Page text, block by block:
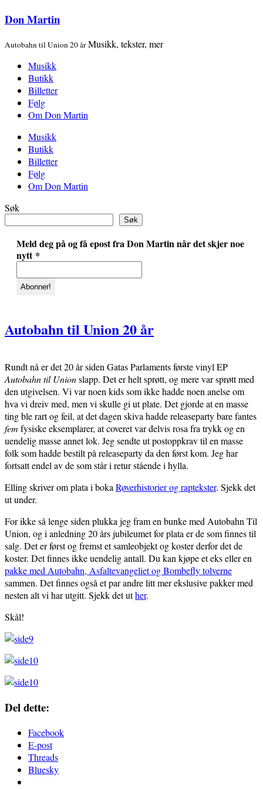
Don Martin
Autobahn til Union 20 år Musikk, tekster, mer
Musikk
Butikk
Billetter
Følg
Om Don Martin
Musikk
Butikk
Billetter
Følg
Om Don Martin
Søk
Søk
Meld deg på og få epost fra Don Martin når det skjer noe
nytt *
Autobahn til Union 20 år
Rundt nå er det 20 år siden Gatas Parlaments første vinyl EP
Autobahn til Unionslapp. Det er helt sprøtt, og mere var sprøtt med
den utgivelsen. Vi var noen kids som ikke hadde noen anelse om
hva vi dreiv med, men vi skulle gi ut plate. Det gjorde at en masse
ting ble rart og feil, at det dagen skiva hadde releaseparty bare fantes
fem fysiske eksemplarer, at coveret var delvis rosa fra trykk og en
uendelig masse annet lok. Jeg sendte ut postoppkrav til en masse
folk som hadde bestilt på releaseparty da den først kom. Jeg har
fortsatt endel av de som står i retur stående i hylla.
Elling skriver om plata i bokaRøverhistorier og raptekster. Sjekk det
ut under.
For ikke så lenge siden plukka jeg fram en bunke med Autobahn Til
Union, og i anledning 20 års jubileumet for plata er de som finnes til
salg. Det er først og fremst et samleobjekt og koster derfor det de
koster. Det finnes ikke uendelig antall. Du kan kjøpe et eks eller en
pakke med Autobahn, Asfaltevangeliet og Bombefly tolverne
sammen. Det finnes også et par andre litt mer ekslusive pakker med
nesten alt vi har utgitt. Sjekk det uther.
Skål!
Del dette:
Facebook
E-post
Threads
Bluesky